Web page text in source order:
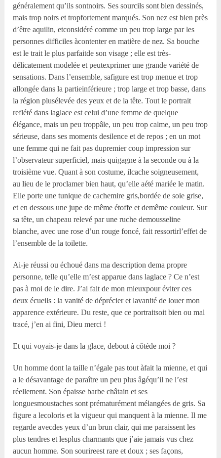
généralement qu’ils sontnoirs. Ses sourcils sont bien dessinés,
mais trop noirs et tropfortement marqués. Son nez est bien près
d’être aquilin, etconsidéré comme un peu trop large par les
personnes difficiles àcontenter en matière de nez. Sa bouche
est le trait le plus parfaitde son visage ; elle est très-
délicatement modelée et peutexprimer une grande variété de
sensations. Dans l’ensemble, safigure est trop menue et trop
allongée dans la partieinférieure ; trop large et trop basse, dans
la région plusélevée des yeux et de la tête. Tout le portrait
reflété dans laglace est celui d’une femme de quelque
élégance, mais un peu troppâle, un peu trop calme, un peu trop
sérieuse, dans ses moments desilence et de repos ; en un mot
une femme qui ne fait pas dupremier coup impression sur
l’observateur superficiel, mais quigagne à la seconde ou à la
troisième vue. Quant à son costume, ilcache soigneusement,
au lieu de le proclamer bien haut, qu’elle aété mariée le matin.
Elle porte une tunique de cachemire gris,bordée de soie grise,
et en dessous une jupe de même étoffe et demême couleur. Sur
sa tête, un chapeau relevé par une ruche demousseline
blanche, avec une rose d’un rouge foncé, fait ressortirl’effet de
l’ensemble de la toilette.
Ai-je réussi ou échoué dans ma description dema propre
personne, telle qu’elle m’est apparue dans laglace ? Ce n’est
pas à moi de le dire. J’ai fait de mon mieuxpour éviter ces
deux écueils : la vanité de déprécier et lavanité de louer mon
apparence extérieure. Du reste, que ce portraitsoit bien ou mal
tracé, j’en ai fini, Dieu merci !
Et qui voyais-je dans la glace, debout à côtéde moi ?
Un homme dont la taille n’égale pas tout àfait la mienne, et qui
a le désavantage de paraître un peu plus âgéqu’il ne l’est
réellement. Son épaisse barbe châtain et ses
longuesmoustaches sont prématurément mélangées de gris. Sa
figure a lecoloris et la vigueur qui manquent à la mienne. Il me
regarde avecdes yeux d’un brun clair, qui me paraissent les
plus tendres et lesplus charmants que j’aie jamais vus chez
aucun homme. Son sourireest rare et doux ; ses façons,